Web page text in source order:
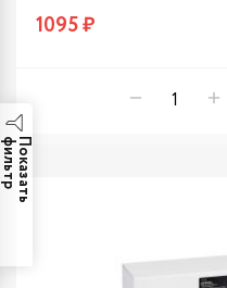
П
о
к
а
з
а
т
ь
ф
и
л
ь
т
1095 ₽